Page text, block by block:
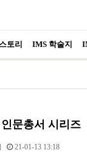
토리 IMS 학술지
문총서 시리즈
21-01-13 13:18